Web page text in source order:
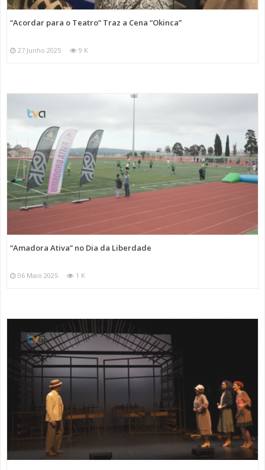
“Acordar para o Teatro” Traz a Cena “Okinca”
27 Junho 2025 9 K
“Amadora Ativa” no Dia da Liberdade
06 Maio 2025 1 K